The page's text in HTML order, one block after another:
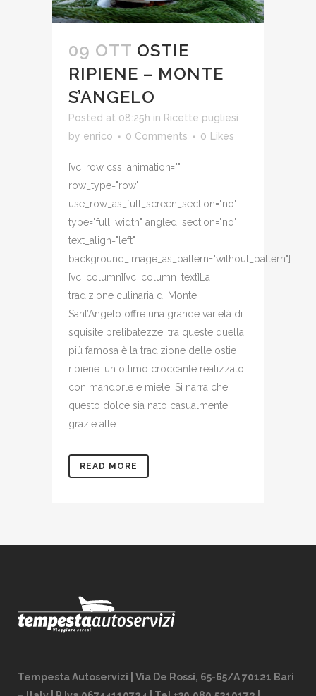
09 OTT OSTIE
RIPIENE – MONTE
S’ANGELO
Posted at 08:25h in Ricette pugliesi
by enrico 0 Comments 0 Likes
[vc_row css_animation=""
row_type="row"
use_row_as_full_screen_section="no"
type="full_width" angled_section="no"
text_align="left"
background_image_as_pattern="without_pattern"]
[vc_column][vc_column_text]La
tradizione culinaria di Monte
Sant’Angelo offre una grande varietà di
squisite prelibatezze, tra queste quella
più famosa è la tradizione delle ostie
ripiene: un ottimo croccante realizzato
con mandorle e miele. Si narra che
questo dolce sia nato casualmente
grazie alle...
READ MORE
Tempesta Autoservizi | Via De Rossi, 65-65/A 70121 Bari